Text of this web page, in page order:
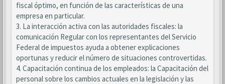
fiscal óptimo, en función de las características de una
empresa en particular.
3. La interacción activa con las autoridades fiscales: la
comunicación Regular con los representantes del Servicio
Federal de impuestos ayuda a obtener explicaciones
oportunas y reducir el número de situaciones controvertidas.
4. Capacitación continua de los empleados: la Capacitación del
personal sobre los cambios actuales en la legislación y las